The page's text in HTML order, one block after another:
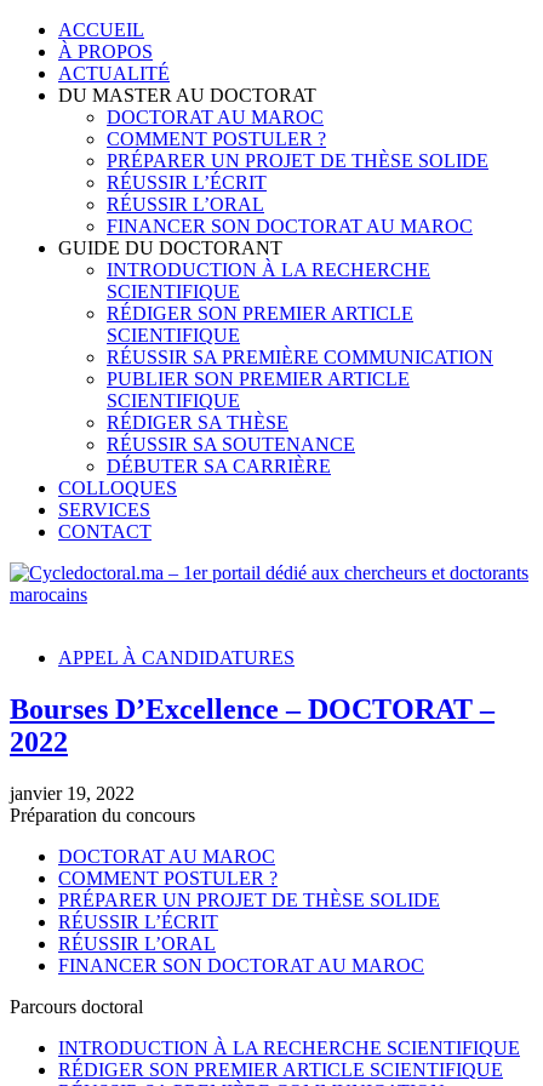
Skip
content
ACCUEIL
À PROPOS
ACTUALITÉ
DU MASTER AU DOCTORAT
DOCTORAT AU MAROC
COMMENT POSTULER ?
PRÉPARER UN PROJET DE THÈSE SOLIDE
RÉUSSIR L’ÉCRIT
RÉUSSIR L’ORAL
FINANCER SON DOCTORAT AU MAROC
GUIDE DU DOCTORANT
INTRODUCTION À LA RECHERCHE
SCIENTIFIQUE
RÉDIGER SON PREMIER ARTICLE
SCIENTIFIQUE
RÉUSSIR SA PREMIÈRE COMMUNICATION
PUBLIER SON PREMIER ARTICLE
SCIENTIFIQUE
RÉDIGER SA THÈSE
RÉUSSIR SA SOUTENANCE
DÉBUTER SA CARRIÈRE
COLLOQUES
SERVICES
CONTACT
marocainsAPPEL À CANDIDATURES
Bourses D’Excellence – DOCTORAT –
2022
janvier 19, 2022
Préparation du concours
DOCTORAT AU MAROC
COMMENT POSTULER ?
PRÉPARER UN PROJET DE THÈSE SOLIDE
RÉUSSIR L’ÉCRIT
RÉUSSIR L’ORAL
FINANCER SON DOCTORAT AU MAROC
Parcours doctoral
INTRODUCTION À LA RECHERCHE SCIENTIFIQUE
RÉDIGER SON PREMIER ARTICLE SCIENTIFIQUE